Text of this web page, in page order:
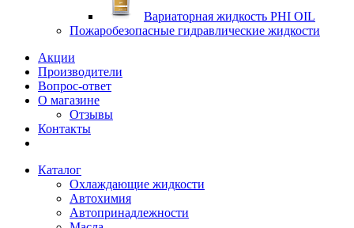
Вариаторная жидкость PHI OIL
Пожаробезопасные гидравлические жидкости
Акции
Производители
Вопрос-ответ
О магазине
Отзывы
Контакты
Каталог
Охлаждающие жидкости
Автохимия
Автопринадлежности